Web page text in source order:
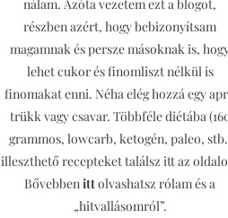
nálam. Azóta vezetem ezt a blogot,
részben azért, hogy bebizonyítsam
magamnak és persze másoknak is,
lehet cukor és finomliszt nélkül is
finomakat enni. Néha elég hozzá egy
trükk vagy csavar. Többféle diétába
grammos, lowcarb, ketogén, paleo,
illeszthető recepteket találsz itt az
Bővebbenittolvashatsz rólam és a
„hitvallásomról”.